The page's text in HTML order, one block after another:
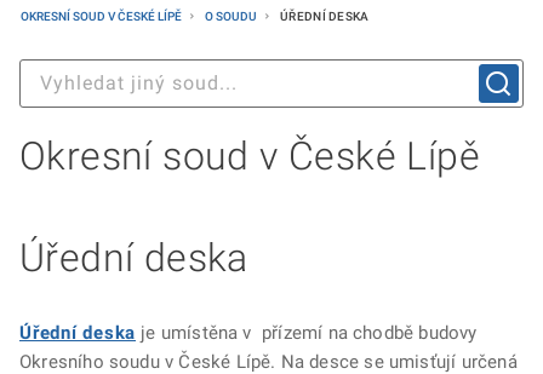
OKRESNÍ SOUD V ČESKÉ LÍPĚ O SOUDU ÚŘEDNÍ DESKA
Okresní soud v České Lípě
Úřední deska
Úřední deska je umístěna v přízemí na chodbě budovy
Okresního soudu v České Lípě. Na desce se umisťují určená